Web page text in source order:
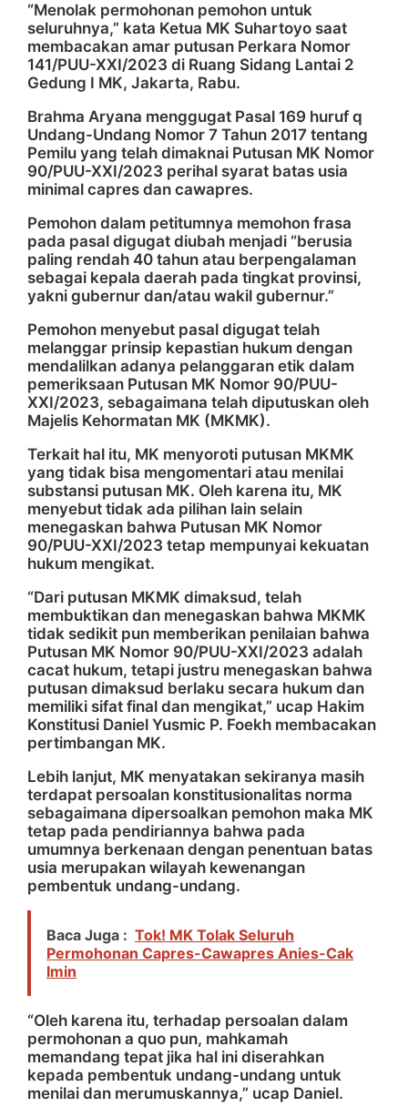
“Menolak permohonan pemohon untuk
seluruhnya,” kata Ketua MK Suhartoyo saat
membacakan amar putusan Perkara Nomor
141/PUU-XXI/2023 di Ruang Sidang Lantai 2
Gedung I MK, Jakarta, Rabu.
Brahma Aryana menggugat Pasal 169 huruf q
Undang-Undang Nomor 7 Tahun 2017 tentang
Pemilu yang telah dimaknai Putusan MK Nomor
90/PUU-XXI/2023 perihal syarat batas usia
minimal capres dan cawapres.
Pemohon dalam petitumnya memohon frasa
pada pasal digugat diubah menjadi “berusia
paling rendah 40 tahun atau berpengalaman
sebagai kepala daerah pada tingkat provinsi,
yakni gubernur dan/atau wakil gubernur.”
Pemohon menyebut pasal digugat telah
melanggar prinsip kepastian hukum dengan
mendalilkan adanya pelanggaran etik dalam
pemeriksaan Putusan MK Nomor 90/PUU-
XXI/2023, sebagaimana telah diputuskan oleh
Majelis Kehormatan MK (MKMK).
Terkait hal itu, MK menyoroti putusan MKMK
yang tidak bisa mengomentari atau menilai
substansi putusan MK. Oleh karena itu, MK
menyebut tidak ada pilihan lain selain
menegaskan bahwa Putusan MK Nomor
90/PUU-XXI/2023 tetap mempunyai kekuatan
hukum mengikat.
“Dari putusan MKMK dimaksud, telah
membuktikan dan menegaskan bahwa MKMK
tidak sedikit pun memberikan penilaian bahwa
Putusan MK Nomor 90/PUU-XXI/2023 adalah
cacat hukum, tetapi justru menegaskan bahwa
putusan dimaksud berlaku secara hukum dan
memiliki sifat final dan mengikat,” ucap Hakim
Konstitusi Daniel Yusmic P. Foekh membacakan
pertimbangan MK.
Lebih lanjut, MK menyatakan sekiranya masih
terdapat persoalan konstitusionalitas norma
sebagaimana dipersoalkan pemohon maka MK
tetap pada pendiriannya bahwa pada
umumnya berkenaan dengan penentuan batas
usia merupakan wilayah kewenangan
pembentuk undang-undang.
Baca Juga : Tok! MK Tolak Seluruh
Permohonan Capres-Cawapres Anies-Cak
Imin
“Oleh karena itu, terhadap persoalan dalam
permohonan a quo pun, mahkamah
memandang tepat jika hal ini diserahkan
kepada pembentuk undang-undang untuk
menilai dan merumuskannya,” ucap Daniel.